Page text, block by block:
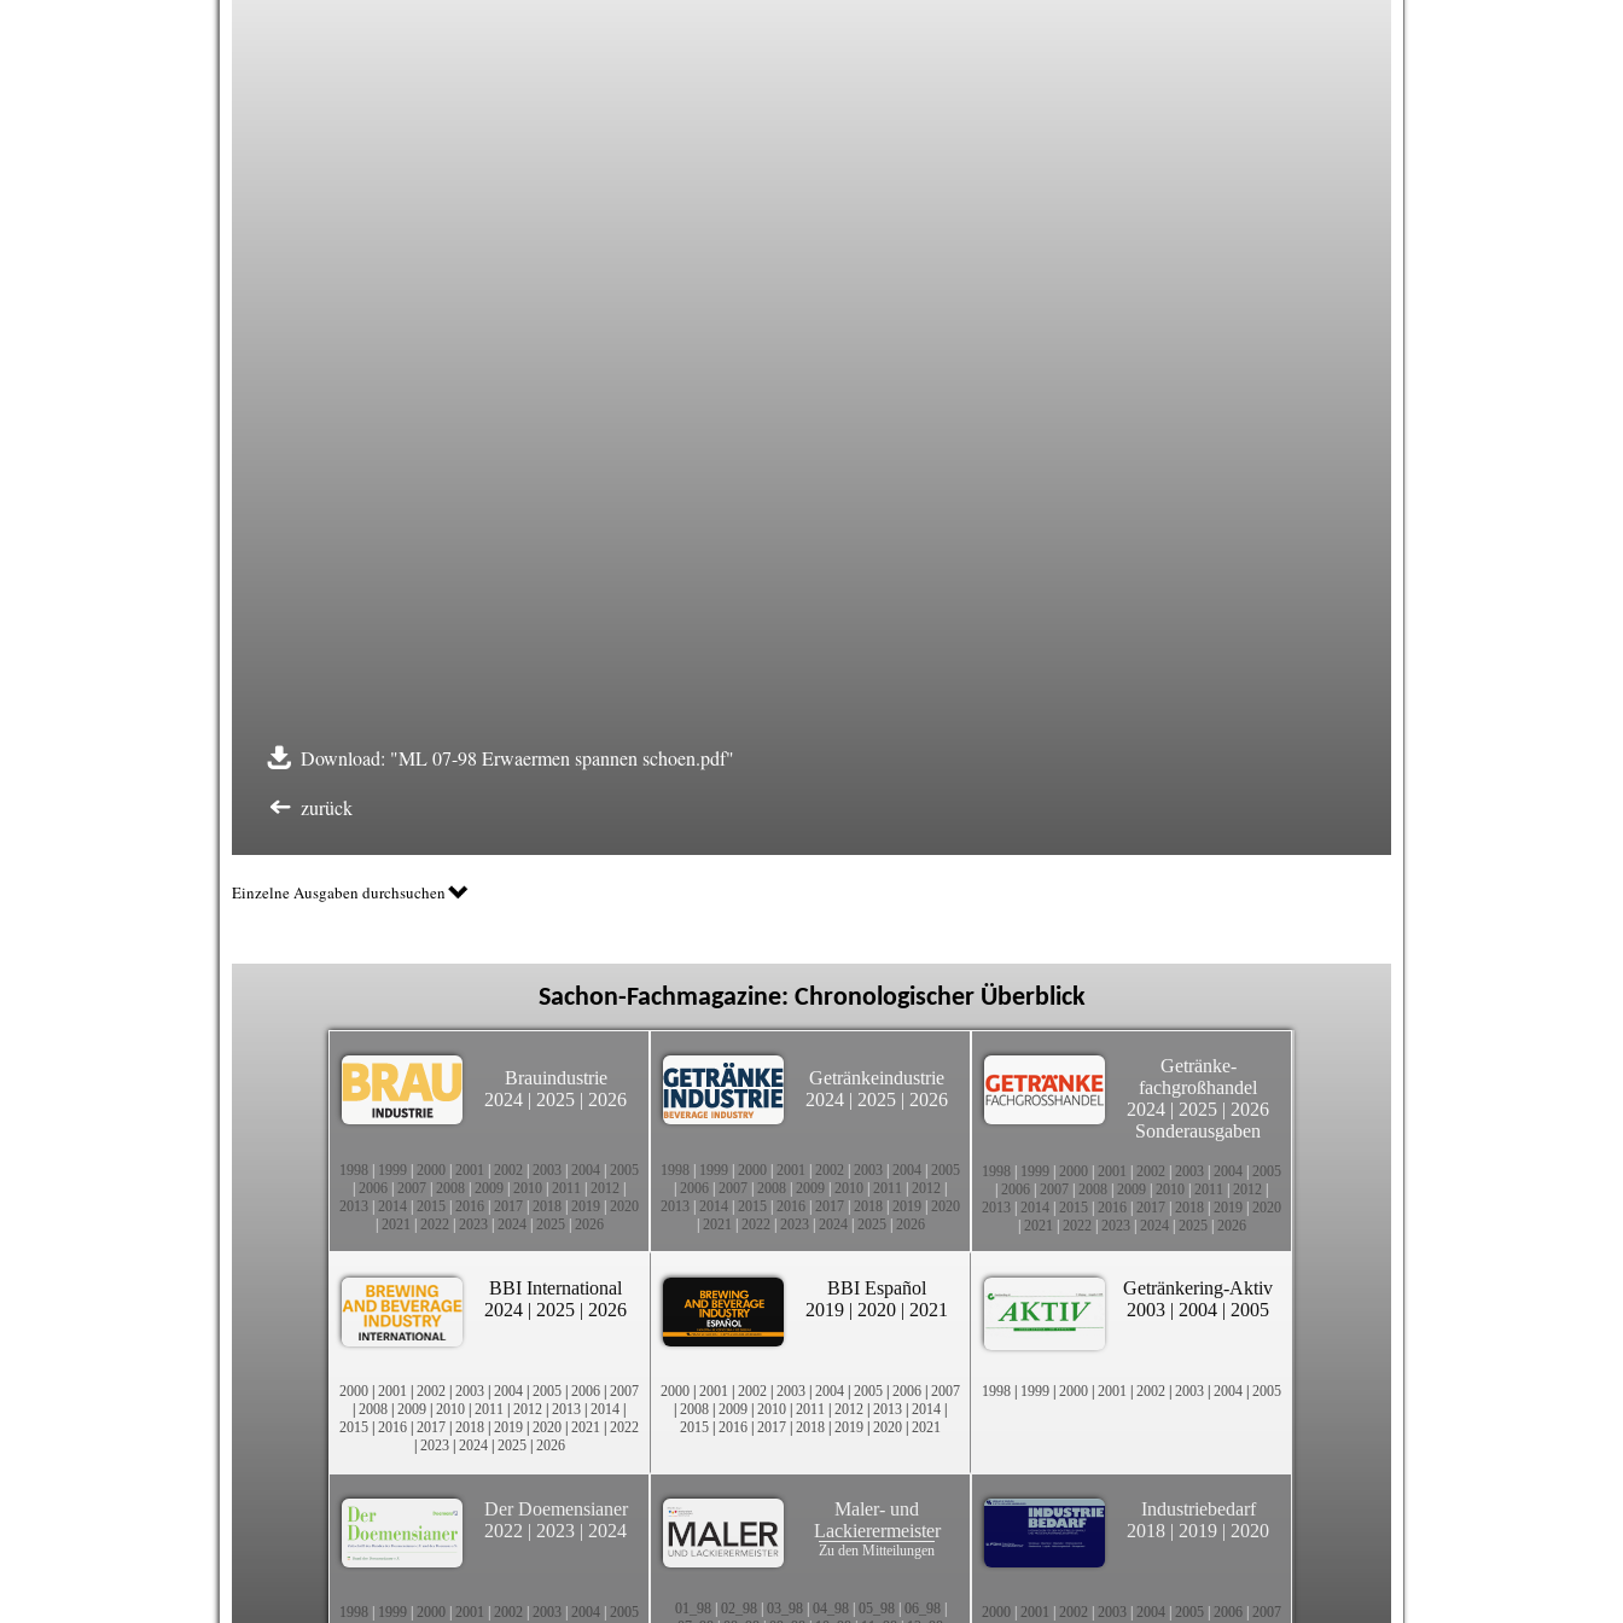
Download: "ML 07-98 Erwaermen spannen schoen.pdf"
zurück
Einzelne Ausgaben durchsuchen
Sachon-Fachmagazine: Chronologischer Überblick
Brauindustrie
2024 | 2025 | 2026
1998 1999 2000 2001 2002 2003 2004 2005
2006 2007 2008 2009 2010 2011 2012
2013 2014 2015 2016 2017 2018 2019 2020
2021 2022 2023| 2024| 2025| 2026
Getränkeindustrie
2024 | 2025 | 2026
1998 1999 2000 2001 2002 2003 2004 2005
2006 2007 2008 2009 2010 2011 2012
2013 2014 2015 2016 2017 2018 2019 2020
2021 2022 2023| 2024| 2025| 2026
Getränke-
fachgroßhandel
2024 | 2025 | 2026
Sonderausgaben
1998 1999 2000 2001 2002 2003 2004 2005
2006 2007 2008 2009 2010 2011 2012
2013 2014 2015 2016 2017 2018 2019 2020
2021 2022 2023| 2024| 2025| 2026
BBI International
2024 | 2025 | 2026
2000 | 2001 | 2002 | 2003 | 2004 | 2005 | 2006 | 2007
| 2008 | 2009 | 2010 | 2011 | 2012 | 2013 | 2014 |
2015 | 2016 | 2017 | 2018 | 2019 | 2020 | 2021 | 2022
| 2023| 2024| 2025| 2026
BBI Español
2019 | 2020 | 2021
2000 | 2001 | 2002 | 2003 | 2004 | 2005 | 2006 | 2007
| 2008 | 2009 | 2010 | 2011 | 2012 | 2013 | 2014 |
2015 | 2016 | 2017 | 2018 | 2019 | 2020 | 2021
Getränkering-Aktiv
2003 | 2004 | 2005
1998 | 1999 | 2000 | 2001 | 2002 | 2003 | 2004 | 2005
Der Doemensianer
2022 | 2023 | 2024
1998 1999 2000 2001 2002 2003 2004 2005
Maler- und
Lackierermeister
Zu den Mitteilungen
01_98| 02_98| 03_98| 04_98| 05_98| 06_98|
Industriebedarf
2018 | 2019 | 2020
2000 2001 2002 2003 2004 2005 2006 2007